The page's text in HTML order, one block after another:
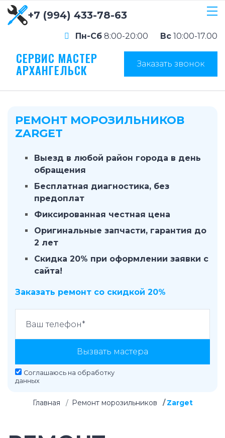
+7 (994) 433-78-63
Пн-Сб 8:00-20:00 Вс 10:00-17.00
СЕРВИС МАСТЕР
АРХАНГЕЛЬСК Заказать звонок
РЕМОНТ МОРОЗИЛЬНИКОВ
ZARGET
Выезд в любой район города в день
обращения
Бесплатная диагностика, без
предоплат
Фиксированная честная цена
Оригинальные запчасти, гарантия до
2 лет
Скидка 20% при оформлении заявки с
сайта!
Заказать ремонт со скидкой 20%
Вызвать мастера
Соглашаюсь на обработку
данных
Главная Ремонт морозильников Zarget